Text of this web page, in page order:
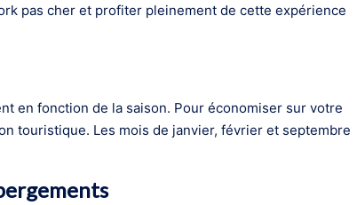
pas cher et profiter pleinement de cette expérience
en fonction de la saison. Pour économiser sur votre
touristique. Les mois de janvier, février et septembre